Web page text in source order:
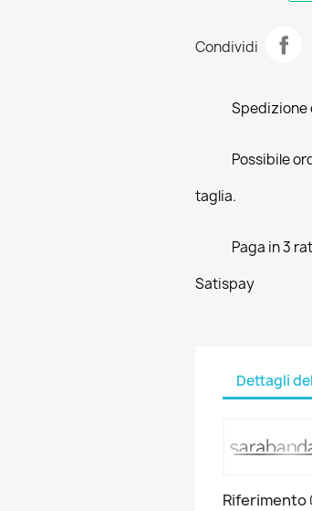
Condividi
Spedizione
Possibile
taglia.
Paga in 3
Satispay
Dettagli
Riferimento